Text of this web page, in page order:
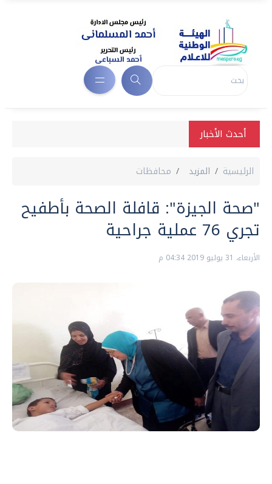
أحدث الأخبار
الرئيسية المزيد محافظات
"صحة الجيزة": قافلة الصحة بأطفيح
تجري 76 عملية جراحية
الأربعاء، 31 يوليو 2019 04:34 م